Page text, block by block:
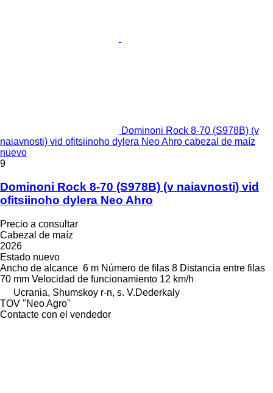
Dominoni Rock 8-70 (S978B) (v
naiavnosti) vid ofitsiinoho dylera Neo Ahro cabezal de maíz
nuevo
9
Dominoni Rock 8-70 (S978B) (v naiavnosti) vid
ofitsiinoho dylera Neo Ahro
Precio a consultar
Cabezal de maíz
2026
Estado nuevo
Ancho de alcance 6 m Número de filas 8 Distancia entre filas
70 mm Velocidad de funcionamiento 12 km/h
Ucrania, Shumskoy r-n, s. V.Dederkaly
TOV "Neo Agro"
Contacte con el vendedor